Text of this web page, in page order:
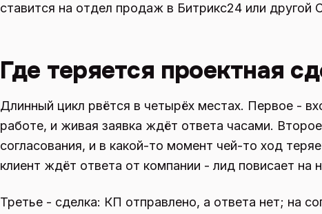
ставится на отдел продаж в Битрикс24 или другой
Где теряется проектная
Длинный цикл рвётся в четырёх местах. Первое -
работе, и живая заявка ждёт ответа часами.
согласования, и в какой-то момент чей-то ход
клиент ждёт ответа от компании - лид повисает на
Третье - сделка: КП отправлено, а ответа нет; на